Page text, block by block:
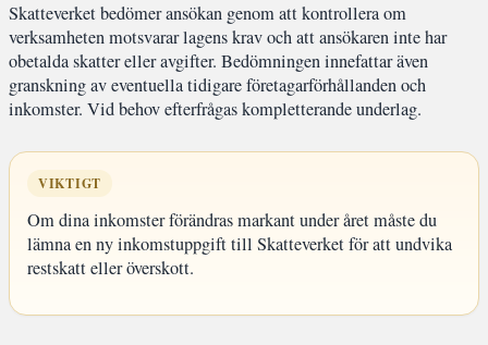
Skatteverket bedömer ansökan genom att kontrollera om
verksamheten motsvarar lagens krav och att ansökaren inte har
obetalda skatter eller avgifter. Bedömningen innefattar även
granskning av eventuella tidigare företagarförhållanden och
inkomster. Vid behov efterfrågas kompletterande underlag.
VIKTIGT
Om dina inkomster förändras markant under året måste du
lämna en ny inkomstuppgift till Skatteverket för att undvika
restskatt eller överskott.